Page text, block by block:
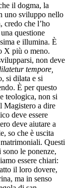
il dogma, la
uno sviluppo nello
credo che l’ho
questione
e illumina. È
X più o meno.
non deve
tempore,
si dilata e si
È per questo
teologica, non si
Magistero a dire
deve essere
deve aiutare a
so che è uscita
Questi
le ponenze,
essere chiari:
il loro dovere,
ma in senso